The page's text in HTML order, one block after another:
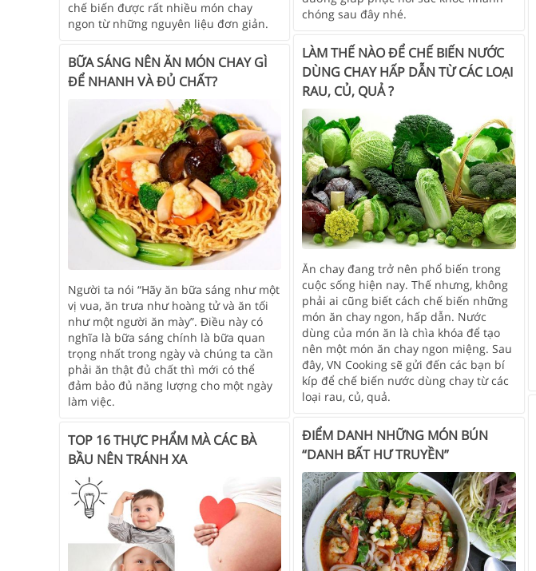
chế biến được rất nhiều món chay
ngon từ những nguyên liệu đơn giản.
chóng sau đây nhé.
LÀM THẾ NÀO ĐỂ CHẾ BIẾN NƯỚC
DÙNG CHAY HẤP DẪN TỪ CÁC LOẠI
RAU, CỦ, QUẢ ?
Ăn chay đang trở nên phổ biến trong
cuộc sống hiện nay. Thế nhưng, không
phải ai cũng biết cách chế biến những
món ăn chay ngon, hấp dẫn. Nước
dùng của món ăn là chìa khóa để tạo
nên một món ăn chay ngon miệng. Sau
đây, VN Cooking sẽ gửi đến các bạn bí
kíp để chế biến nước dùng chay từ các
loại rau, củ, quả.
BỮA SÁNG NÊN ĂN MÓN CHAY GÌ
ĐỂ NHANH VÀ ĐỦ CHẤT?
Người ta nói “Hãy ăn bữa sáng như một
vị vua, ăn trưa như hoàng tử và ăn tối
như một người ăn mày”. Điều này có
nghĩa là bữa sáng chính là bữa quan
trọng nhất trong ngày và chúng ta cần
phải ăn thật đủ chất thì mới có thể
đảm bảo đủ năng lượng cho một ngày
làm việc.
ĐIỂM DANH NHỮNG MÓN BÚN
“DANH BẤT HƯ TRUYỀN”
TOP 16 THỰC PHẨM MÀ CÁC BÀ
BẦU NÊN TRÁNH XA